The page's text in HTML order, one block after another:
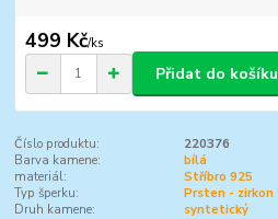
499 Kč/ks
Přidat do košíku
Číslo produktu:
220376
Barva kamene:
bílá
materiál:
Stříbro 925
Typ šperku:
Prsten - zirkon
Druh kamene:
syntetický